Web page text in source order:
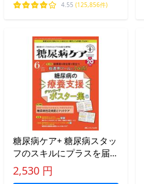
4.55 (125,856件)
糖尿病ケア+ 糖尿病スタッ
フのスキルにプラスを届け
る専門誌 第20巻6号(2023-
6)
2,530 円